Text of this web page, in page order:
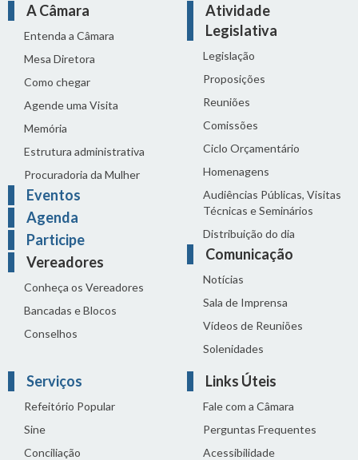
A Câmara
Entenda a Câmara
Mesa Diretora
Como chegar
Agende uma Visita
Memória
Estrutura administrativa
Procuradoria da Mulher
Eventos
Agenda
Participe
Vereadores
Conheça os Vereadores
Bancadas e Blocos
Conselhos
Atividade
Legislativa
Legislação
Proposições
Reuniões
Comissões
Ciclo Orçamentário
Homenagens
Audiências Públicas, Visitas
Técnicas e Seminários
Distribuição do dia
Comunicação
Notícias
Sala de Imprensa
Vídeos de Reuniões
Solenidades
Serviços
Refeitório Popular
Sine
Conciliação
Links Úteis
Fale com a Câmara
Perguntas Frequentes
Acessibilidade